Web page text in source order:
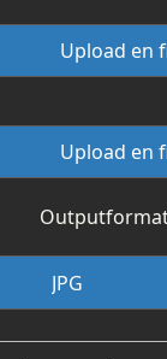
Upload en
Upload en